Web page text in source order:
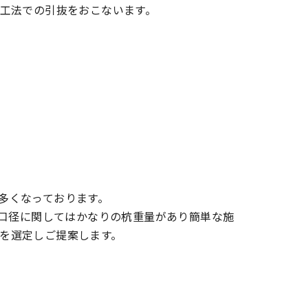
での引抜をおこないます。
なっております。
径に関してはかなりの杭重量があり簡単な施
定しご提案します。